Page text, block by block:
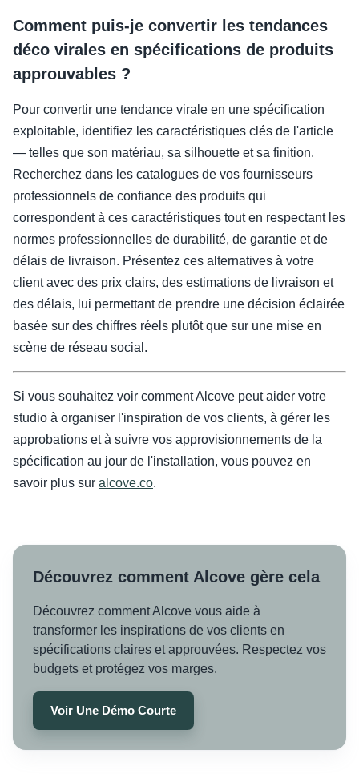
Comment puis-je convertir les tendances
déco virales en spécifications de produits
approuvables ?
Pour convertir une tendance virale en une spécification
exploitable, identifiez les caractéristiques clés de l'article
— telles que son matériau, sa silhouette et sa finition.
Recherchez dans les catalogues de vos fournisseurs
professionnels de confiance des produits qui
correspondent à ces caractéristiques tout en respectant les
normes professionnelles de durabilité, de garantie et de
délais de livraison. Présentez ces alternatives à votre
client avec des prix clairs, des estimations de livraison et
des délais, lui permettant de prendre une décision éclairée
basée sur des chiffres réels plutôt que sur une mise en
scène de réseau social.
Si vous souhaitez voir comment Alcove peut aider votre
studio à organiser l'inspiration de vos clients, à gérer les
approbations et à suivre vos approvisionnements de la
spécification au jour de l'installation, vous pouvez en
savoir plus sur alcove.co.
Découvrez comment Alcove gère cela
Découvrez comment Alcove vous aide à
transformer les inspirations de vos clients en
spécifications claires et approuvées. Respectez vos
budgets et protégez vos marges.
Voir Une Démo Courte